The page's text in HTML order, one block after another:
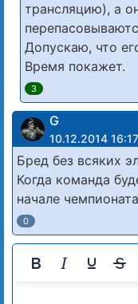
трансляцию), а
Допускаю, что
Время покажет.
3
G
10.12.2014 16:17
Бред без всяких
Когда команда
начале
0